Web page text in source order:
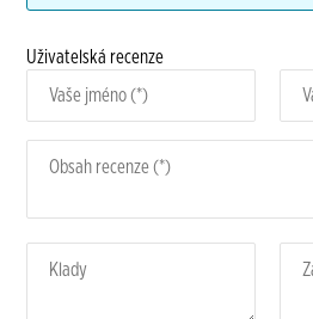
Uživatelská recenze